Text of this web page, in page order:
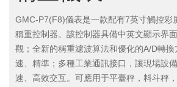
GMC-P7(F8)儀表是一款配有7英寸觸控彩
稱重控制器。該控制器具備中英文顯示界
觀；全新的稱重濾波算法和優化的A/D轉
速、精準；多種工業通訊接口，讓現場設
速、高效交互。可應用于平臺秤，料斗秤